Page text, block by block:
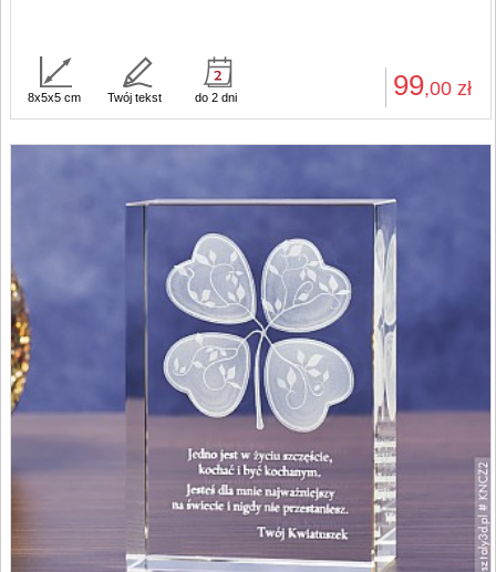
99,00 zł
8x5x5 cm Twój tekst do 2 dni